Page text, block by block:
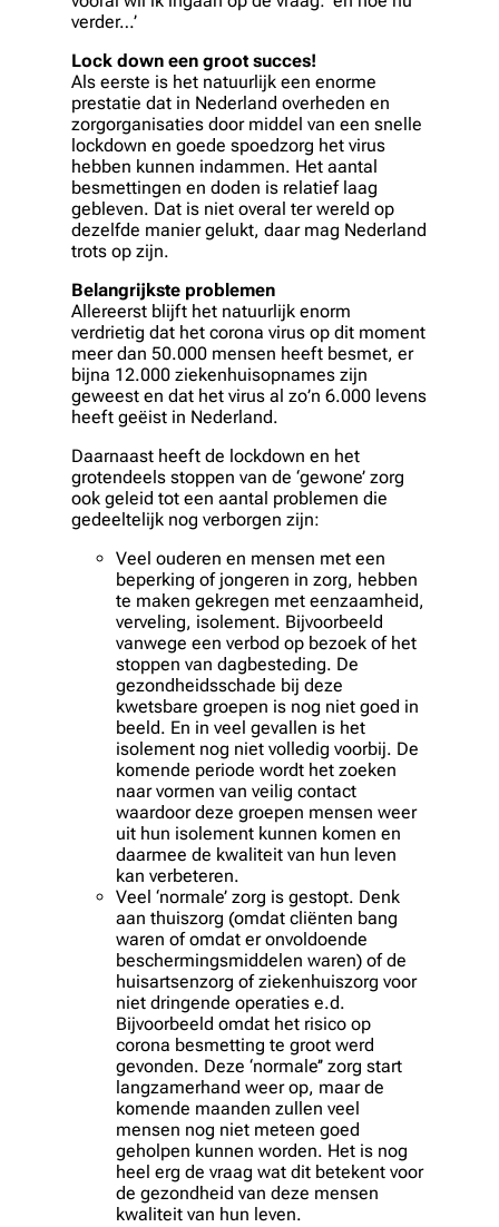
verder…’
Lock down een groot succes!
Als eerste is het natuurlijk een enorme
prestatie dat in Nederland overheden en
zorgorganisaties door middel van een snelle
lockdown en goede spoedzorg het virus
hebben kunnen indammen. Het aantal
besmettingen en doden is relatief laag
gebleven. Dat is niet overal ter wereld op
dezelfde manier gelukt, daar mag Nederland
trots op zijn.
Belangrijkste problemen
Allereerst blijft het natuurlijk enorm
verdrietig dat het corona virus op dit moment
meer dan 50.000 mensen heeft besmet, er
bijna 12.000 ziekenhuisopnames zijn
geweest en dat het virus al zo’n 6.000 levens
heeft geëist in Nederland.
Daarnaast heeft de lockdown en het
grotendeels stoppen van de ‘gewone’ zorg
ook geleid tot een aantal problemen die
gedeeltelijk nog verborgen zijn:
Veel ouderen en mensen met een
beperking of jongeren in zorg, hebben
te maken gekregen met eenzaamheid,
verveling, isolement. Bijvoorbeeld
vanwege een verbod op bezoek of het
stoppen van dagbesteding. De
gezondheidsschade bij deze
kwetsbare groepen is nog niet goed in
beeld. En in veel gevallen is het
isolement nog niet volledig voorbij. De
komende periode wordt het zoeken
naar vormen van veilig contact
waardoor deze groepen mensen weer
uit hun isolement kunnen komen en
daarmee de kwaliteit van hun leven
kan verbeteren.
Veel ‘normale’ zorg is gestopt. Denk
aan thuiszorg (omdat cliënten bang
waren of omdat er onvoldoende
beschermingsmiddelen waren) of de
huisartsenzorg of ziekenhuiszorg voor
niet dringende operaties e.d.
Bijvoorbeeld omdat het risico op
corona besmetting te groot werd
gevonden. Deze ‘normale’’ zorg start
langzamerhand weer op, maar de
komende maanden zullen veel
mensen nog niet meteen goed
geholpen kunnen worden. Het is nog
heel erg de vraag wat dit betekent voor
de gezondheid van deze mensen
kwaliteit van hun leven.